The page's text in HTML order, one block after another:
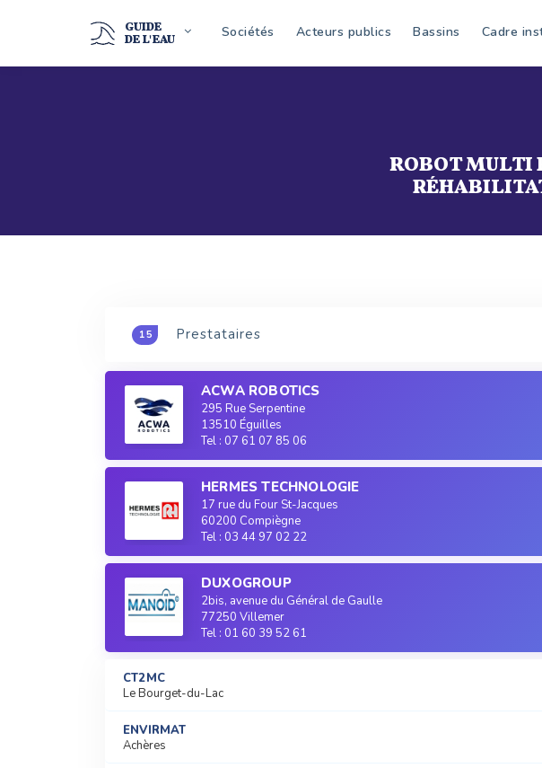
GUIDE
DE L'EAU Sociétés Acteurs publics Bassins Cadre
ROBOT MULTI
15 Prestataires
ACWA ROBOTICS
295 Rue Serpentine
13510 Éguilles
Tel : 07 61 07 85 06
HERMES TECHNOLOGIE
17 rue du Four St-Jacques
60200 Compiègne
Tel : 03 44 97 02 22
DUXOGROUP
2bis, avenue du Général de Gaulle
77250 Villemer
Tel : 01 60 39 52 61
CT2MC
Le Bourget-du-Lac
ENVIRMAT
Achères